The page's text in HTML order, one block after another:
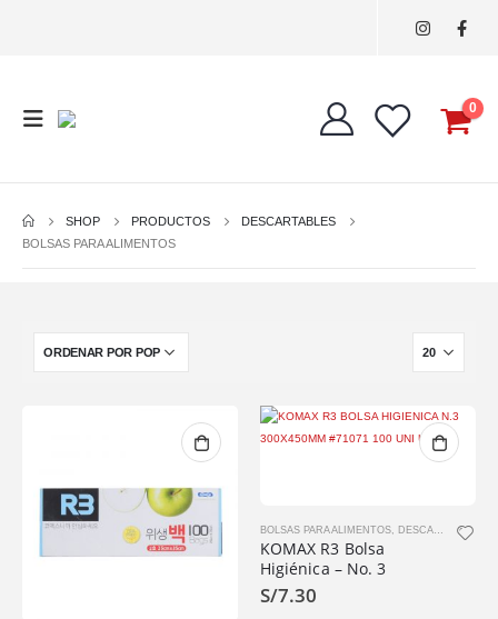
0
SHOP PRODUCTOS
DESCARTABLES
BOLSAS PARA ALIMENTOS
BOLSAS PARA ALIMENTOS DESCARTABLES
KOMAX R3 Bolsa
Higiénica – No. 3
S/7.30